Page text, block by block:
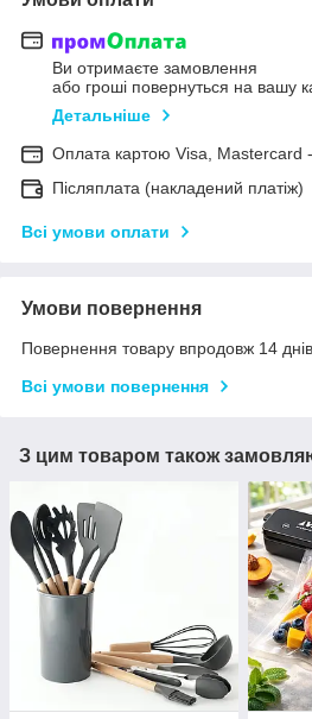
Ви отримаєте замовлення
або гроші повернуться на вашу
Детальніше
Оплата картою Visa, Mastercard
Післяплата (накладений платіж)
Всі умови оплати
Умови повернення
Повернення товару впродовж 14
Всі умови повернення
З цим товаром також